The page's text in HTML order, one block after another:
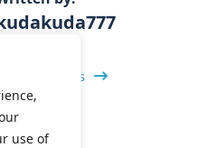
use of
View All Posts